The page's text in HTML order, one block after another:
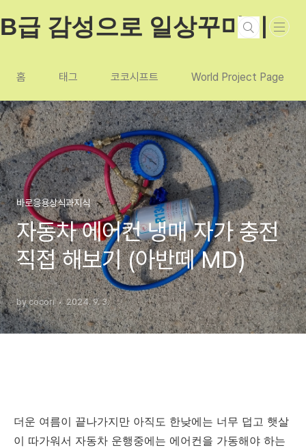
B급 감성으로 일상꾸미기
홈 태그 코코시프트 World Project Page
바로응용상식과지식
자동차 에어컨 냉매 자가 충전
직접 해보기 (아반떼 MD)
by cocori 2024. 9. 3.
더운 여름이 끝나가지만 아직도 한낮에는 너무 덥고 햇살
이 따가워서 자동차 운행중에는 에어컨을 가동해야 하는